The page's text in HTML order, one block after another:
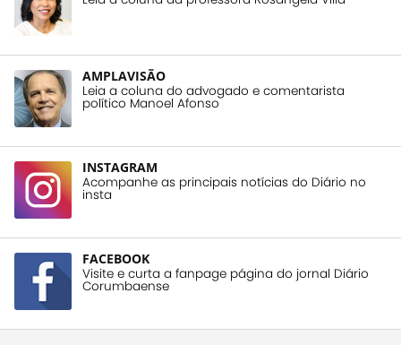
AMPLAVISÃO
Leia a coluna do advogado e comentarista
político Manoel Afonso
INSTAGRAM
Acompanhe as principais notícias do Diário no
insta
FACEBOOK
Visite e curta a fanpage página do jornal Diário
Corumbaense